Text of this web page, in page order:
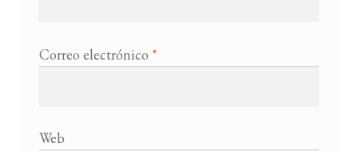
Correo electrónico *
Web